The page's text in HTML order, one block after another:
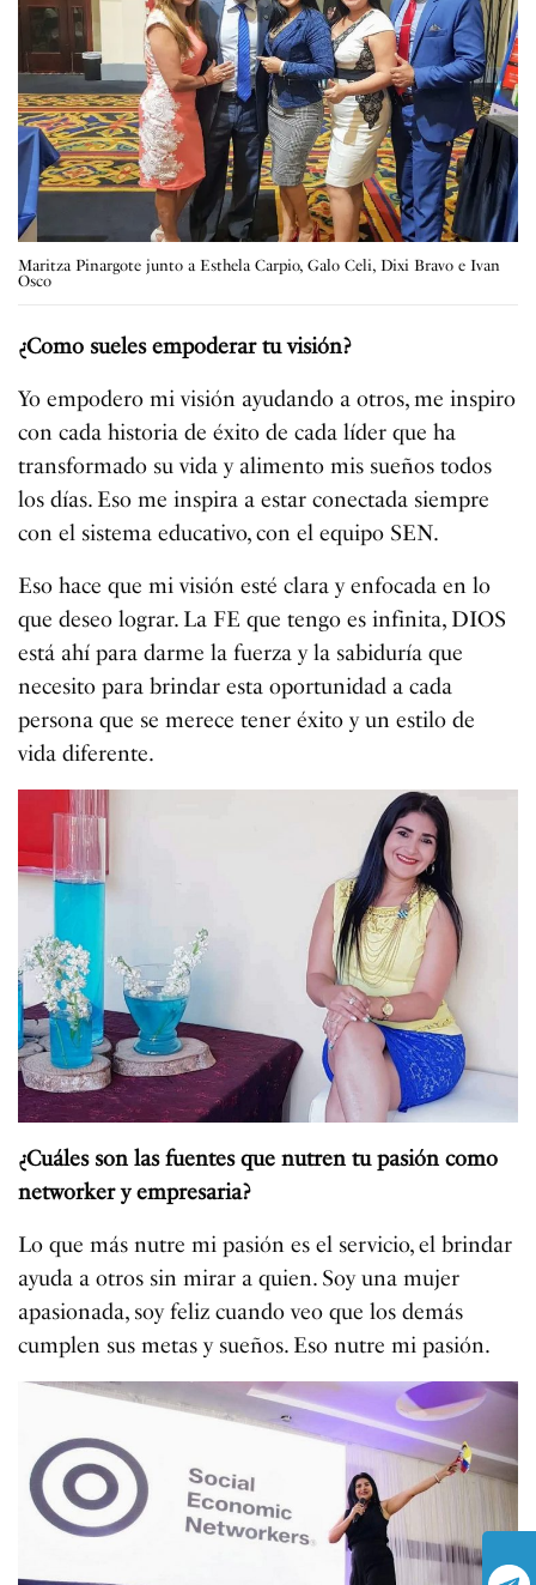
Maritza Pinargote junto a Esthela Carpio, Galo Celi, Dixi Bravo e Ivan
Osco
¿Como sueles empoderar tu visión?
Yo empodero mi visión ayudando a otros, me inspiro
con cada historia de éxito de cada líder que ha
transformado su vida y alimento mis sueños todos
los días. Eso me inspira a estar conectada siempre
con el sistema educativo, con el equipo SEN.
Eso hace que mi visión esté clara y enfocada en lo
que deseo lograr. La FE que tengo es infinita, DIOS
está ahí para darme la fuerza y la sabiduría que
necesito para brindar esta oportunidad a cada
persona que se merece tener éxito y un estilo de
vida diferente.
¿Cuáles son las fuentes que nutren tu pasión como
networker y empresaria?
Lo que más nutre mi pasión es el servicio, el brindar
ayuda a otros sin mirar a quien. Soy una mujer
apasionada, soy feliz cuando veo que los demás
cumplen sus metas y sueños. Eso nutre mi pasión.